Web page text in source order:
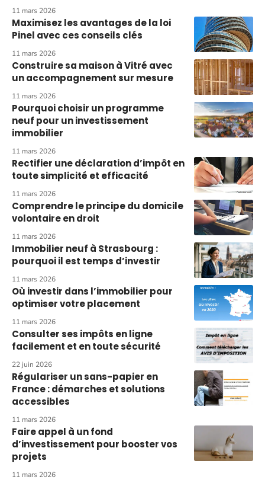
11 mars 2026
Maximisez les avantages de la loi
Pinel avec ces conseils clés
11 mars 2026
Construire sa maison à Vitré avec
un accompagnement sur mesure
11 mars 2026
Pourquoi choisir un programme
neuf pour un investissement
immobilier
11 mars 2026
Rectifier une déclaration d’impôt en
toute simplicité et efficacité
11 mars 2026
Comprendre le principe du domicile
volontaire en droit
11 mars 2026
Immobilier neuf à Strasbourg :
pourquoi il est temps d’investir
11 mars 2026
Où investir dans l’immobilier pour
optimiser votre placement
11 mars 2026
Consulter ses impôts en ligne
facilement et en toute sécurité
22 juin 2026
Régulariser un sans-papier en
France : démarches et solutions
accessibles
11 mars 2026
Faire appel à un fond
d’investissement pour booster vos
projets
11 mars 2026